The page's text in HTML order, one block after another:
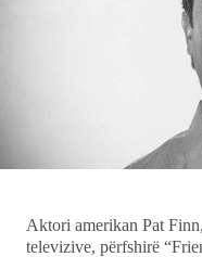
Ekonomi
Teknologji
Aktori amerikan Pat
televizive, përfshirë